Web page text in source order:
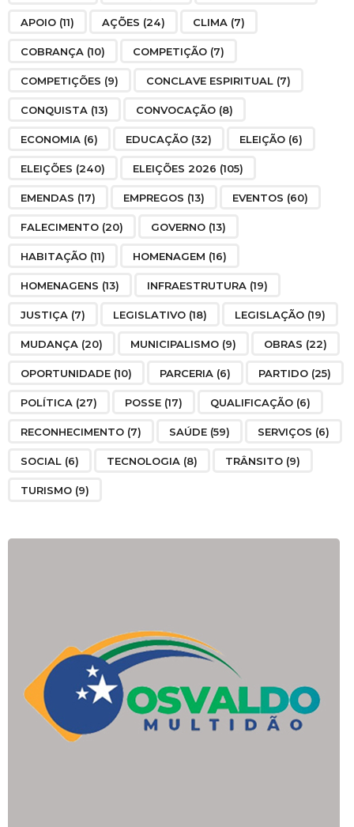
APOIO (11) AÇÕES (24) CLIMA (7)
COBRANÇA (10) COMPETIÇÃO (7)
COMPETIÇÕES (9) CONCLAVE ESPIRITUAL (7)
CONQUISTA (13) CONVOCAÇÃO (8)
ECONOMIA (6) EDUCAÇÃO (32) ELEIÇÃO (6)
ELEIÇÕES (240) ELEIÇÕES 2026 (105)
EMENDAS (17) EMPREGOS (13) EVENTOS (60)
FALECIMENTO (20) GOVERNO (13)
HABITAÇÃO (11) HOMENAGEM (16)
HOMENAGENS (13) INFRAESTRUTURA (19)
JUSTIÇA (7) LEGISLATIVO (18) LEGISLAÇÃO (19)
MUDANÇA (20) MUNICIPALISMO (9) OBRAS (22)
OPORTUNIDADE (10) PARCERIA (6) PARTIDO (25)
POLÍTICA (27) POSSE (17) QUALIFICAÇÃO (6)
RECONHECIMENTO (7) SAÚDE (59) SERVIÇOS (6)
SOCIAL (6) TECNOLOGIA (8) TRÂNSITO (9)
TURISMO (9)